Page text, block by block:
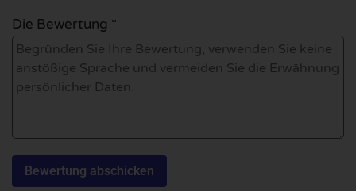
Die Bewertung *